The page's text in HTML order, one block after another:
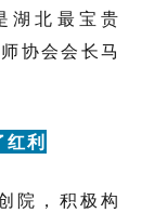
湖北最宝贵
协会会长马
红利
院，积极构